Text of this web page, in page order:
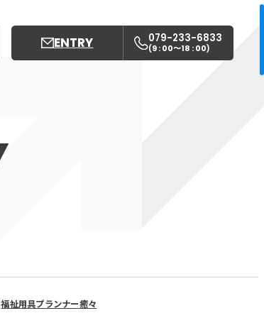
路中央保育園
ENTRY 079-233-6833
(9 : 00〜18 : 00)
福祉用具プランナー癒々